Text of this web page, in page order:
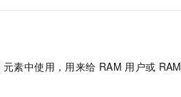
元素中使用，用来给 RAM 用户或 RAM
万有无界